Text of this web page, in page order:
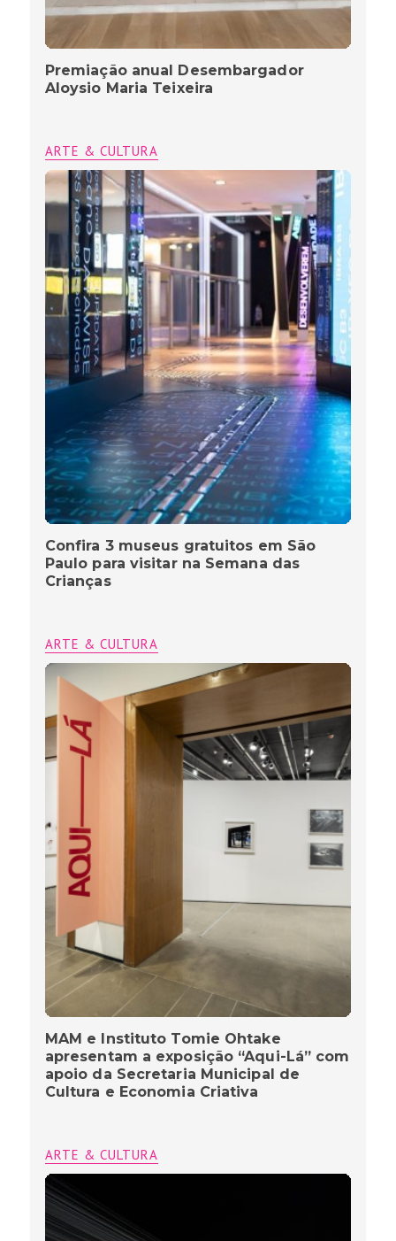
Premiação anual Desembargador
Aloysio Maria Teixeira
ARTE & CULTURA
Confira 3 museus gratuitos em São
Paulo para visitar na Semana das
Crianças
ARTE & CULTURA
MAM e Instituto Tomie Ohtake
apresentam a exposição “Aqui-Lá” com
apoio da Secretaria Municipal de
Cultura e Economia Criativa
ARTE & CULTURA